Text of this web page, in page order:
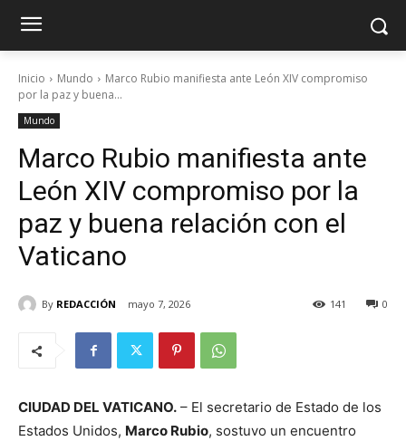
Inicio Mundo
Marco Rubio manifiesta ante León XIV compromiso
por la paz y buena...
Mundo
Marco Rubio manifiesta ante
León XIV compromiso por la
paz y buena relación con el
Vaticano
By REDACCIÓN mayo 7, 2026 0
141
CIUDAD DEL VATICANO. – El secretario de Estado de los
Estados Unidos, Marco Rubio, sostuvo un encuentro